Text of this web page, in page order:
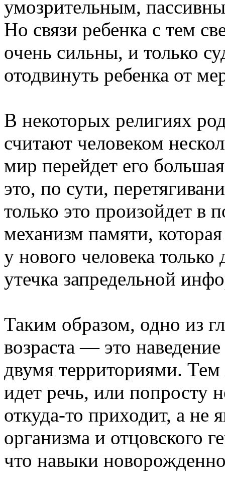
умозрительным,
Но связи ребенка с тем
очень сильны, и только
отодвинуть ребенка от
В некоторых религиях
считают человеком
мир перейдет его
это, по сути,
только это произойдет в
механизм памяти, которая
у нового человека
утечка запредельной
Таким образом, одно из
возраста — это
двумя территориями.
идет речь, или попросту
откуда-то приходит, а не
организма и отцовского
что навыки